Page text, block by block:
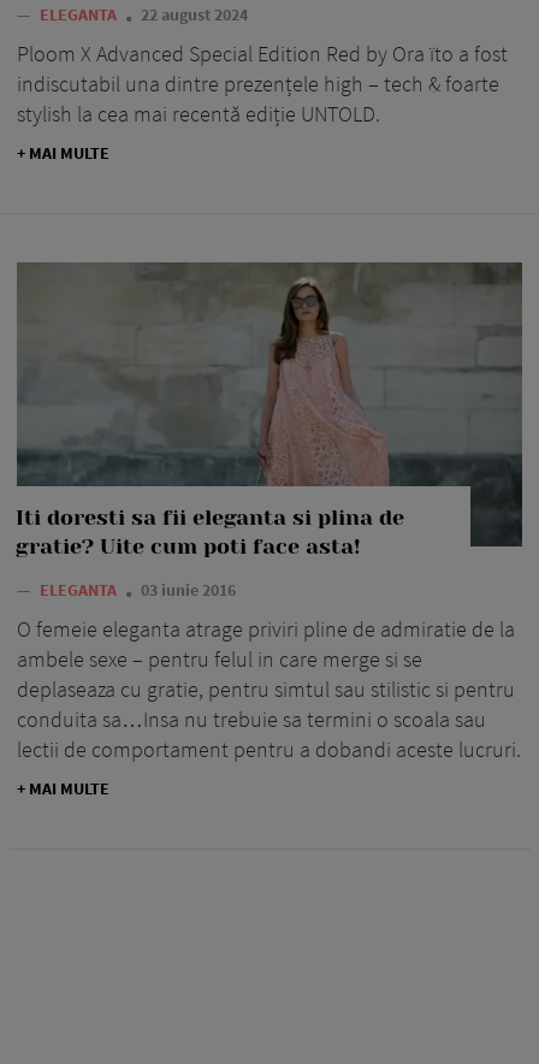
— ELEGANTA 22 august 2024
Ploom X Advanced Special Edition Red by Ora ïto a fost
indiscutabil una dintre prezențele high – tech & foarte
stylish la cea mai recentă ediție UNTOLD.
+ MAI MULTE
Iti doresti sa fii eleganta si plina de
gratie? Uite cum poti face asta!
— ELEGANTA 03 iunie 2016
O femeie eleganta atrage priviri pline de admiratie de la
ambele sexe – pentru felul in care merge si se
deplaseaza cu gratie, pentru simtul sau stilistic si pentru
conduita sa…Insa nu trebuie sa termini o scoala sau
lectii de comportament pentru a dobandi aceste lucruri.
+ MAI MULTE